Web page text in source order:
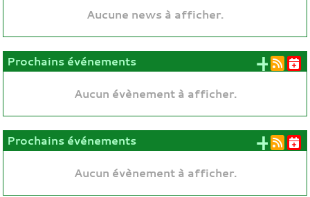
Aucune news à afficher.
Prochains événements
Aucun évènement à afficher.
+
Prochains événements
Aucun évènement à afficher.
+